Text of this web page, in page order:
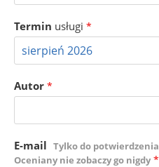
Termin usługi *
Autor *
E-mail Tylko do potwierdzenia
Oceniany nie zobaczy go nigdy *